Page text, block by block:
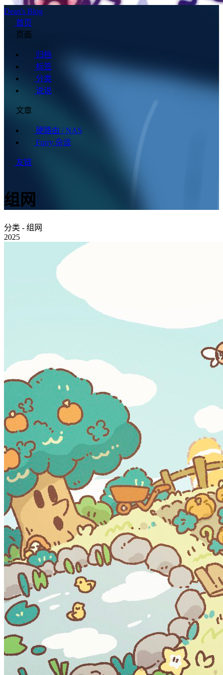
Dean's Blog
首页
页面
归档
标签
分类
说说
文章
硬路由 / NAS
Furry 杂谈
友链
组网
分类 - 组网
2025